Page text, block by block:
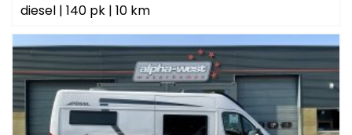
diesel | 140 pk | 10 km